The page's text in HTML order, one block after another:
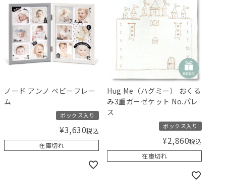
ノード アンノ ベビーフレー
ム
ボックス入り
¥3,630税込
在庫切れ
Hug Me（ハグミー） おくる
み3重ガーゼケット No.パレ
ス
ボックス入り
¥2,860税込
在庫切れ